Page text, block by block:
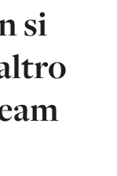
si